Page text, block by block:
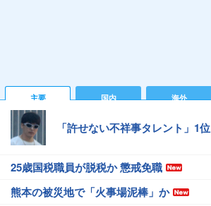
主要 国内 海外
「許せない不祥事タレント」1位
25歳国税職員が脱税か 懲戒免職
熊本の被災地で「火事場泥棒」か